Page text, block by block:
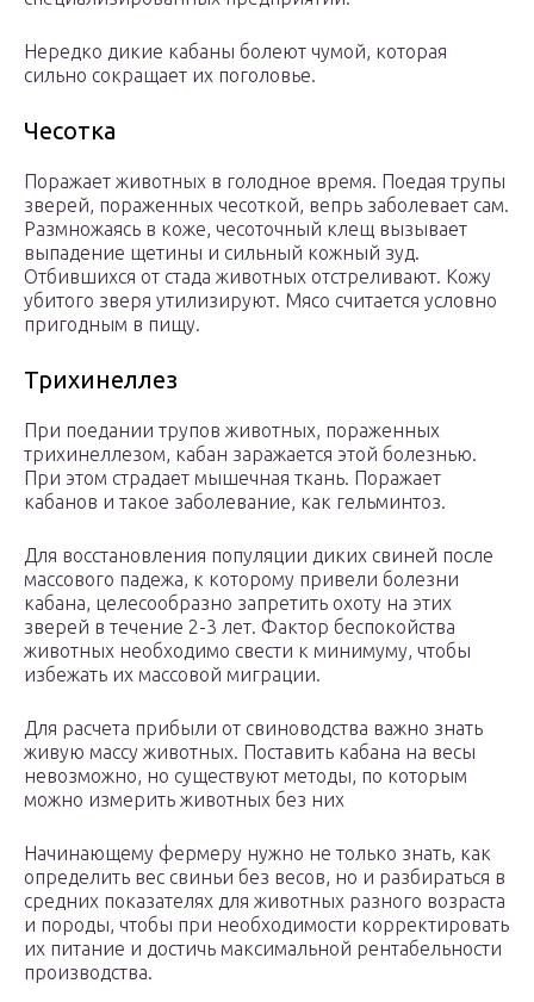
Нередко дикие кабаны болеют чумой, которая
сильно сокращает их поголовье.
Чесотка
Поражает животных в голодное время. Поедая трупы
зверей, пораженных чесоткой, вепрь заболевает сам.
Размножаясь в коже, чесоточный клещ вызывает
выпадение щетины и сильный кожный зуд.
Отбившихся от стада животных отстреливают. Кожу
убитого зверя утилизируют. Мясо считается условно
пригодным в пищу.
Трихинеллез
При поедании трупов животных, пораженных
трихинеллезом, кабан заражается этой болезнью.
При этом страдает мышечная ткань. Поражает
кабанов и такое заболевание, как гельминтоз.
Для восстановления популяции диких свиней после
массового падежа, к которому привели болезни
кабана, целесообразно запретить охоту на этих
зверей в течение 2-3 лет. Фактор беспокойства
животных необходимо свести к минимуму, чтобы
избежать их массовой миграции.
Для расчета прибыли от свиноводства важно знать
живую массу животных. Поставить кабана на весы
невозможно, но существуют методы, по которым
можно измерить животных без них
Начинающему фермеру нужно не только знать, как
определить вес свиньи без весов, но и разбираться в
средних показателях для животных разного возраста
и породы, чтобы при необходимости корректировать
их питание и достичь максимальной рентабельности
производства.